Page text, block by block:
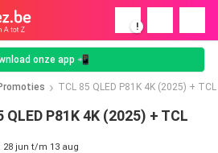
!
onze app 📲
TCL 85 QLED P81K 4K (2025) +
QLED P81K 4K (2025) + TCL
28 jun t/m 13 aug